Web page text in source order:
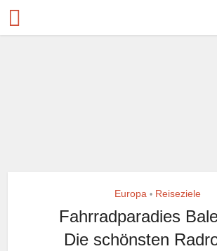
Europa • Reiseziele
Fahrradparadies
Die schönsten